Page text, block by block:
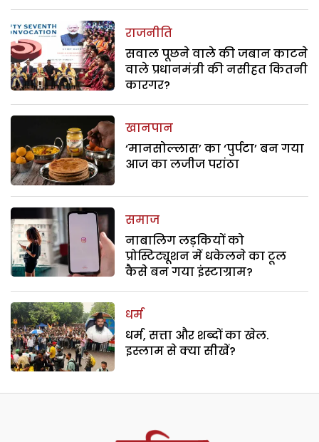
राजनीति
सवाल पूछने वाले की जबान काटने
वाले प्रधानमंत्री की नसीहत कितनी
कारगर?
खानपान
‘मानसोल्लास’ का ‘पुर्पटा’ बन गया
आज का लजीज परांठा
समाज
नाबालिग लड़कियों को
प्रोस्टिट्यूशन में धकेलने का टूल
कैसे बन गया इंस्टाग्राम?
धर्म
धर्म, सत्ता और शब्दों का खेल.
इस्लाम से क्या सीखें?